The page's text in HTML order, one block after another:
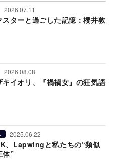
2026.07.11
スターと過ごした記憶：櫻井敦
2026.08.08
キイオリ、『禍禍女』の狂気語
2025.06.22
、Lapwingと私たちの“類似
体”